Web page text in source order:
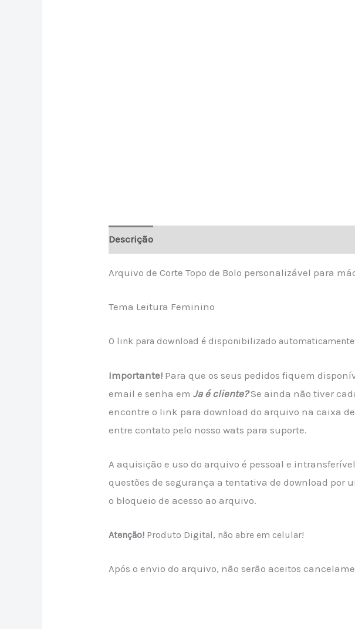
Descrição
Arquivo de Corte Topo de Bolo personalizável para
Tema Leitura Feminino
O link para download é disponibilizado automaticamente
Importante! Para que os seus pedidos fiquem
email e senha emJa é cliente?Se ainda não tiver
encontre o link para download do arquivo na caixa
entre contato pelo nosso wats para suporte.
A aquisição e uso do arquivo é pessoal e
questões de segurança a tentativa de download por
o bloqueio de acesso ao arquivo.
Atenção! Produto Digital, não abre em celular!
Após o envio do arquivo, não serão aceitos